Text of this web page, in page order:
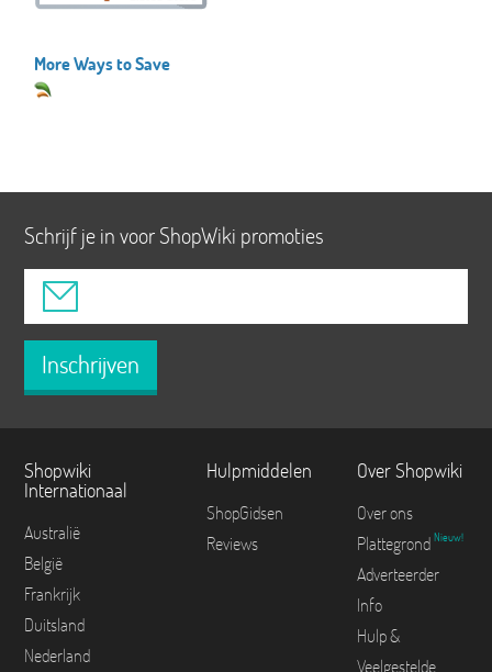
More Ways to Save
Schrijf je in voor ShopWiki promoties
Inschrijven
Shopwiki
Internationaal
Australië
België
Frankrijk
Duitsland
Nederland
Hulpmiddelen
ShopGidsen
Reviews
Over Shopwiki
Over ons
Plattegrond Nieuw!
Adverteerder
Info
Hulp &
Veelgestelde